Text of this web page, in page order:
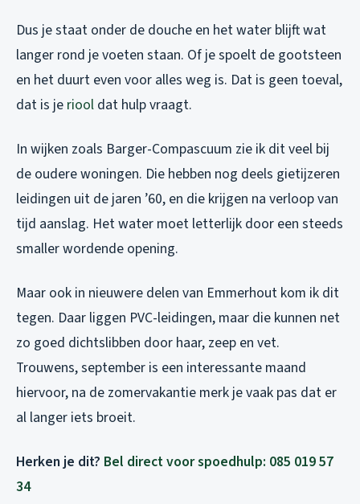
Dus je staat onder de douche en het water blijft wat
langer rond je voeten staan. Of je spoelt de gootsteen
en het duurt even voor alles weg is. Dat is geen toeval,
dat is je riool dat hulp vraagt.
In wijken zoals Barger-Compascuum zie ik dit veel bij
de oudere woningen. Die hebben nog deels gietijzeren
leidingen uit de jaren ’60, en die krijgen na verloop van
tijd aanslag. Het water moet letterlijk door een steeds
smaller wordende opening.
Maar ook in nieuwere delen van Emmerhout kom ik dit
tegen. Daar liggen PVC-leidingen, maar die kunnen net
zo goed dichtslibben door haar, zeep en vet.
Trouwens, september is een interessante maand
hiervoor, na de zomervakantie merk je vaak pas dat er
al langer iets broeit.
Herken je dit? Bel direct voor spoedhulp: 085 019 57
34